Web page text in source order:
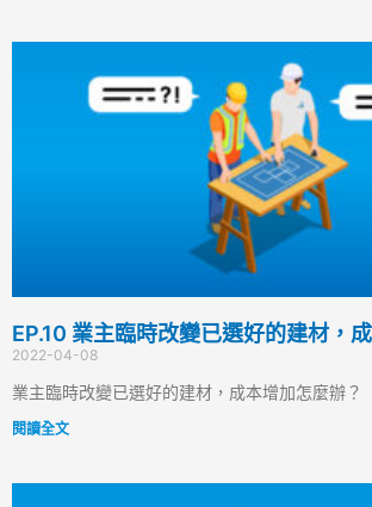
EP.10 業主臨時改變已選好的建材，
2022-04-08
業主臨時改變已選好的建材，成本增加怎麼辦？
閱讀全文